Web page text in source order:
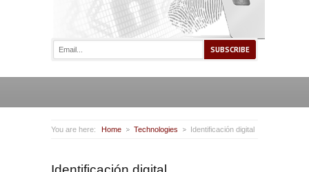
You are here: Home Technologies Identificación digital